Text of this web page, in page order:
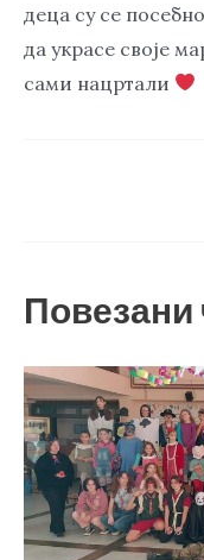
деца су се
да украсе своје
сами нацртали
Повезани